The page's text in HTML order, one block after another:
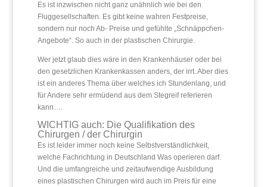
Es ist inzwischen nicht ganz unähnlich wie bei den
Fluggesellschaften. Es gibt keine wahren Festpreise,
sondern nur noch Ab- Preise und gefühlte „Schnäppchen-
Angebote“. So auch in der plastischen Chirurgie.
Wer jetzt glaub dies wäre in den Krankenhäuser oder bei
den gesetzlichen Krankenkassen anders, der irrt. Aber dies
ist ein anderes Thema über welches ich Stundenlang, und
für Andere sehr ermüdend aus dem Stegreif referieren
kann….
WICHTIG auch: Die Qualifikation des
Chirurgen / der Chirurgin
Es ist leider immer noch keine Selbstverständlichkeit,
welche Fachrichtung in Deutschland Was operieren darf.
Und die umfangreiche und zeitaufwendige Ausbildung
eines plastischen Chirurgen wird auch im Preis für eine